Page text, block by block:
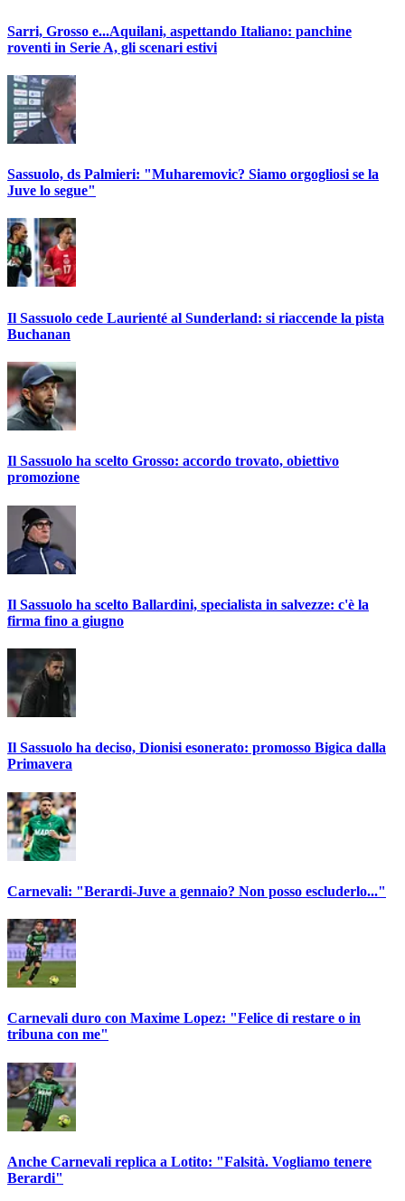
Sarri, Grosso e...Aquilani, aspettando Italiano: panchine
roventi in Serie A, gli scenari estivi
Sassuolo, ds Palmieri: "Muharemovic? Siamo orgogliosi se la
Juve lo segue"
Il Sassuolo cede Laurienté al Sunderland: si riaccende la pista
Buchanan
Il Sassuolo ha scelto Grosso: accordo trovato, obiettivo
promozione
Il Sassuolo ha scelto Ballardini, specialista in salvezze: c'è la
firma fino a giugno
Il Sassuolo ha deciso, Dionisi esonerato: promosso Bigica dalla
Primavera
Carnevali: "Berardi-Juve a gennaio? Non posso escluderlo..."
Carnevali duro con Maxime Lopez: "Felice di restare o in
tribuna con me"
Anche Carnevali replica a Lotito: "Falsità. Vogliamo tenere
Berardi"